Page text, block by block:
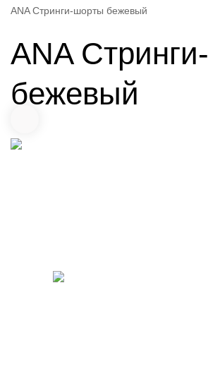
ANA Стринги-шорты бежевый
ANA
бежевый